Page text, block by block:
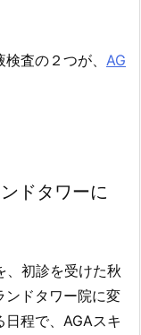
査の２つが、 AG
ドタワーに
、初診を受けた秋
ンドタワー院に変
程で、AGAスキ